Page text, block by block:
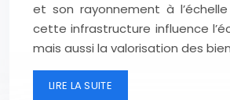
et son rayonnement à
cette infrastructure influence
mais aussi la valorisation des
LIRE LA SUITE